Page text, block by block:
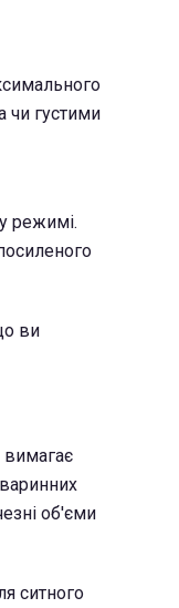
чи густими
режимі.
ви
об'єми
ситного